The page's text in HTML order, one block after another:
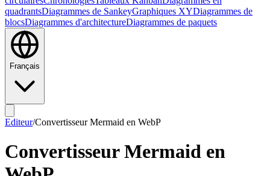
quadrantsDiagrammes de SankeyGraphiques XYDiagrammes de
blocsDiagrammes d'architectureDiagrammes de paquets
Français
Editeur/Convertisseur Mermaid en WebP
Convertisseur Mermaid en